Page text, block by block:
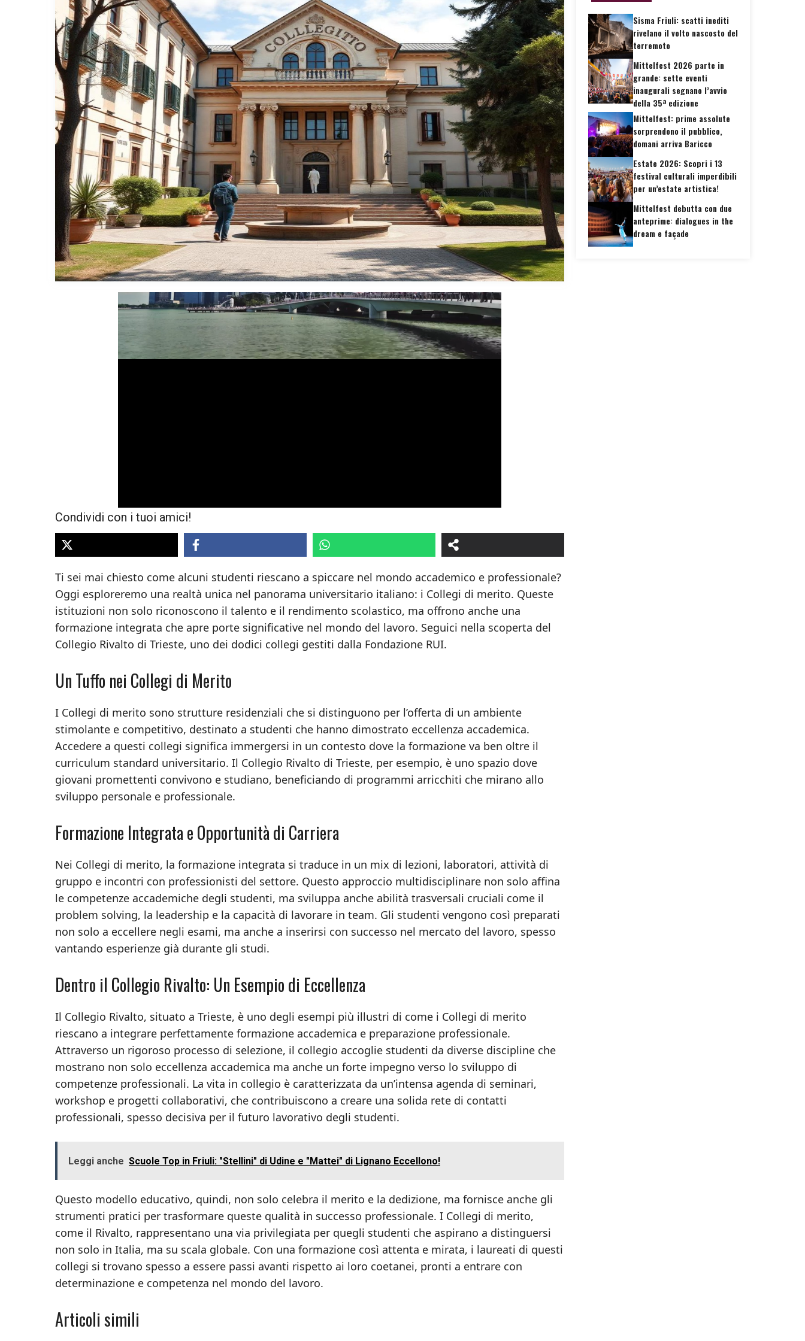
Condividi con i tuoi amici!
Ti sei mai chiesto come alcuni studenti riescano a spiccare nel mondo accademico e professionale?
Oggi esploreremo una realtà unica nel panorama universitario italiano: i Collegi di merito. Queste
istituzioni non solo riconoscono il talento e il rendimento scolastico, ma offrono anche una
formazione integrata che apre porte significative nel mondo del lavoro. Seguici nella scoperta del
Collegio Rivalto di Trieste, uno dei dodici collegi gestiti dalla Fondazione RUI.
Un Tuffo nei Collegi di Merito
I Collegi di merito sono strutture residenziali che si distinguono per l’offerta di un ambiente
stimolante e competitivo, destinato a studenti che hanno dimostrato eccellenza accademica.
Accedere a questi collegi significa immergersi in un contesto dove la formazione va ben oltre il
curriculum standard universitario. Il Collegio Rivalto di Trieste, per esempio, è uno spazio dove
giovani promettenti convivono e studiano, beneficiando di programmi arricchiti che mirano allo
sviluppo personale e professionale.
Formazione Integrata e Opportunità di Carriera
Nei Collegi di merito, la formazione integrata si traduce in un mix di lezioni, laboratori, attività di
gruppo e incontri con professionisti del settore. Questo approccio multidisciplinare non solo affina
le competenze accademiche degli studenti, ma sviluppa anche abilità trasversali cruciali come il
problem solving, la leadership e la capacità di lavorare in team. Gli studenti vengono così preparati
non solo a eccellere negli esami, ma anche a inserirsi con successo nel mercato del lavoro, spesso
vantando esperienze già durante gli studi.
Dentro il Collegio Rivalto: Un Esempio di Eccellenza
Il Collegio Rivalto, situato a Trieste, è uno degli esempi più illustri di come i Collegi di merito
riescano a integrare perfettamente formazione accademica e preparazione professionale.
Attraverso un rigoroso processo di selezione, il collegio accoglie studenti da diverse discipline che
mostrano non solo eccellenza accademica ma anche un forte impegno verso lo sviluppo di
competenze professionali. La vita in collegio è caratterizzata da un’intensa agenda di seminari,
workshop e progetti collaborativi, che contribuiscono a creare una solida rete di contatti
professionali, spesso decisiva per il futuro lavorativo degli studenti.
Leggi anche Scuole Top in Friuli: "Stellini" di Udine e "Mattei" di Lignano Eccellono!
Questo modello educativo, quindi, non solo celebra il merito e la dedizione, ma fornisce anche gli
strumenti pratici per trasformare queste qualità in successo professionale. I Collegi di merito,
come il Rivalto, rappresentano una via privilegiata per quegli studenti che aspirano a distinguersi
non solo in Italia, ma su scala globale. Con una formazione così attenta e mirata, i laureati di questi
collegi si trovano spesso a essere passi avanti rispetto ai loro coetanei, pronti a entrare con
determinazione e competenza nel mondo del lavoro.
Articoli simili
Sisma Friuli: scatti inediti
rivelano il volto nascosto del
terremoto
Mittelfest 2026 parte in
grande: sette eventi
inaugurali segnano l’avvio
della 35ª edizione
Mittelfest: prime assolute
sorprendono il pubblico,
domani arriva Baricco
Estate 2026: Scopri i 13
festival culturali imperdibili
per un’estate artistica!
Mittelfest debutta con due
anteprime: dialogues in the
dream e façade